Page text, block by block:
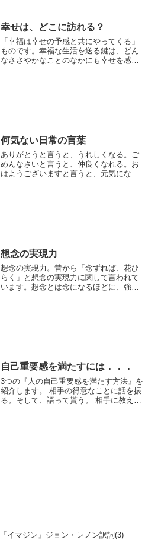
幸せは、どこに訪れる？
「幸福は幸せの予感と共にやってくる」
ものです。幸福な生活を送る鍵は、どん
なささやかなことのなかにも幸せを感じ
何気ない日常の言葉
ありがとうと言うと、うれしくなる。ご
めんなさいと言うと、仲良くなれる。お
はようございますと言うと、元気にな
想念の実現力
想念の実現力。昔から「念ずれば、花ひ
らく」と想念の実現力に関して言われて
います。想念とは念になるほどに、強く
自己重要感を満たすには．．．
3つの『人の自己重要感を満たす方法』を
紹介します。 相手の得意なことに話を振
る。そして、語って貰う。 相手に教えを
『イマジン』ジョン・レノン訳詞(3)